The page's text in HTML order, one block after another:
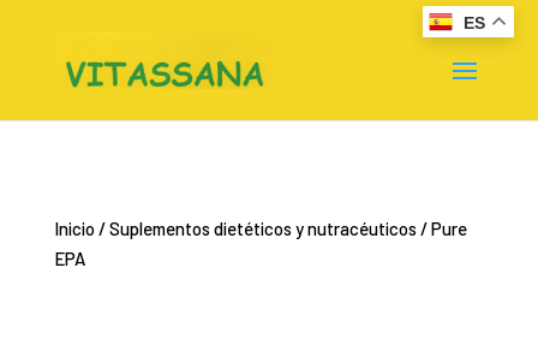
Inicio/Suplementos dietéticos y nutracéuticos / Pure
EPA
ES